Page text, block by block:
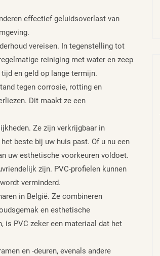
effectief geluidsoverlast van
vereisen. In tegenstelling tot
reiniging met water en zeep
en geld op lange termijn.
tegen corrosie, rotting en
Dit maakt ze een
Ze zijn verkrijgbaar in
beste bij uw huis past. Of u nu een
uw esthetische voorkeuren voldoet.
zijn. PVC-profielen kunnen
verminderd.
in België. Ze combineren
en esthetische
is PVC zeker een materiaal dat het
en -deuren, evenals andere